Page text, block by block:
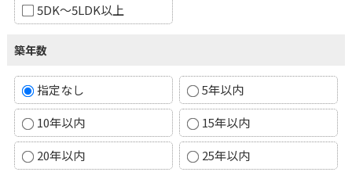
5DK～5LDK以上
築年数
指定なし
5年以内
10年以内
15年以内
20年以内
25年以内